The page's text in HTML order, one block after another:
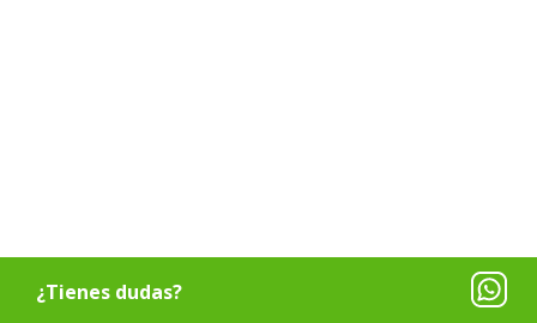
¿Tienes dudas?